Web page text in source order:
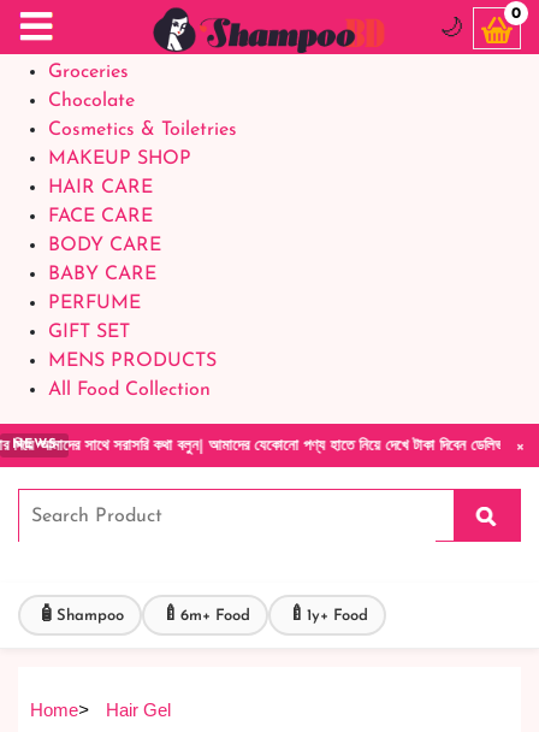
Food Supplements
Baby Foods
Groceries
Chocolate
Cosmetics & Toiletries
MAKEUP SHOP
HAIR CARE
FACE CARE
BODY CARE
BABY CARE
PERFUME
GIFT SET
MENS PRODUCTS
All Food Collection
×
NEWS
সরাসরি কথা বলুন| আমাদের যেকোনো পণ্য হাতে নিয়ে দেখে টাকা দিবেন ডেলিভারি ম্যান চলে
🌙
0
🧴 Shampoo 🍼 6m+ Food 🍼 1y+ Food
Home> Hair Gel